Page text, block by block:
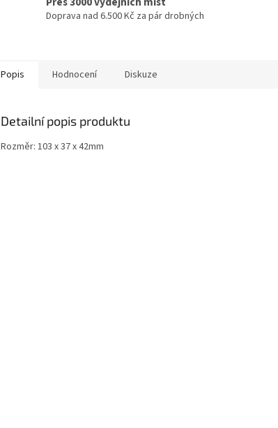
Doprava nad 6.500 Kč za pár drobných
Popis Hodnocení Diskuze
Detailní popis produktu
Rozměr: 103 x 37 x 42mm